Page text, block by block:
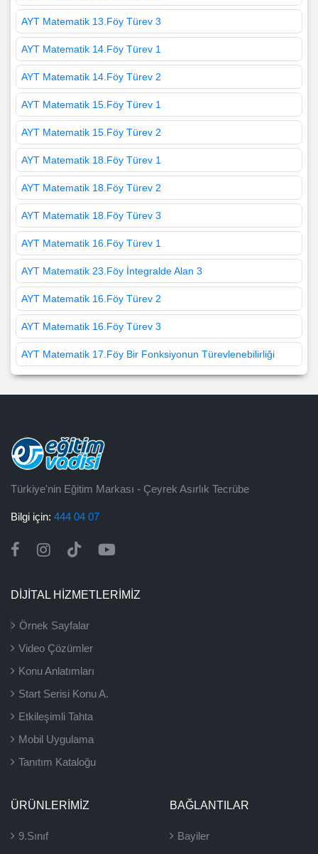
AYT Matematik 13.Föy Türev 3
AYT Matematik 14.Föy Türev 1
AYT Matematik 14.Föy Türev 2
AYT Matematik 15.Föy Türev 1
AYT Matematik 15.Föy Türev 2
AYT Matematik 18.Föy Türev 1
AYT Matematik 18.Föy Türev 2
AYT Matematik 18.Föy Türev 3
AYT Matematik 16.Föy Türev 1
AYT Matematik 23.Föy İntegralde Alan 3
AYT Matematik 16.Föy Türev 2
AYT Matematik 16.Föy Türev 3
AYT Matematik 17.Föy Bir Fonksiyonun Türevlenebilirliği
Türkiye'nin Eğitim Markası - Çeyrek Asırlık Tecrübe
Bilgi için: 444 04 07
DİJİTAL HİZMETLERİMİZ
Örnek Sayfalar
Video Çözümler
Konu Anlatımları
Start Serisi Konu A.
Etkileşimli Tahta
Mobil Uygulama
Tanıtım Kataloğu
ÜRÜNLERIMIZ
9.Sınıf
BAĞLANTILAR
Bayiler